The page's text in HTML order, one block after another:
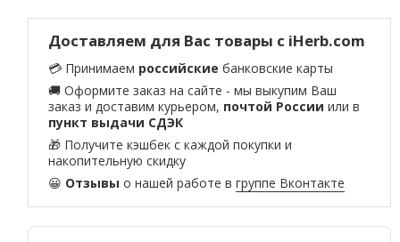
Доставляем для Вас товары с iHerb.com
💳 Принимаем российские банковские карты
🚚 Оформите заказ на сайте - мы выкупим Ваш
заказ и доставим курьером, почтой России или в
пункт выдачи СДЭК
🎁 Получите кэшбек с каждой покупки и
накопительную скидку
😀 Отзывы о нашей работе вгруппе Вконтакте